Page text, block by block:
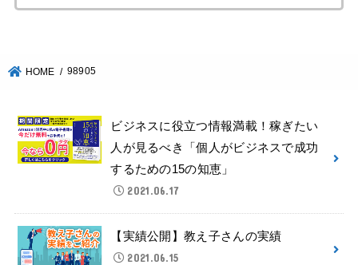
HOME 98905
ビジネスに役立つ情報満載！稼ぎたい
人が見るべき「個人がビジネスで成功
するための15の知恵」
2021.06.17
【実績公開】教え子さんの実績
2021.06.15